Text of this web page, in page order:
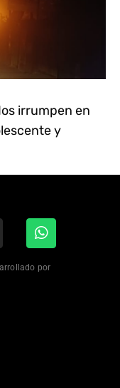
irrumpen en
y
por